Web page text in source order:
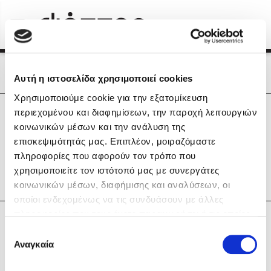
Αυτή η ιστοσελίδα χρησιμοποιεί cookies
Χρησιμοποιούμε cookie για την εξατομίκευση
περιεχομένου και διαφημίσεων, την παροχή λειτουργιών
κοινωνικών μέσων και την ανάλυση της
επισκεψιμότητάς μας. Επιπλέον, μοιραζόμαστε
πληροφορίες που αφορούν τον τρόπο που
χρησιμοποιείτε τον ιστότοπό μας με συνεργάτες
κοινωνικών μέσων, διαφήμισης και αναλύσεων, οι
οποίοι ενδεχομένως να τις συνδυάσουν με άλλες
των υπηρεσιών τους. Αν συνεχίσετε να χρησιμοποιείτε
την ιστοσελίδα μας, συναινείτε στη χρήση των cookies
συγκατάθεσης
Αναγκαία
Κλείσιμο
Δημοφιλή Βιβλία
Lidia Branković
Το ξενοδοχείο των συναισθημάτων
Αρχική | Οι Συγγραφείς μας
Οι Συγγραφείς μας
Αποτελέσματα
D G H L O P R Β Θ
Τ